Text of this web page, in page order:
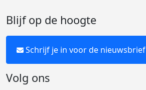
Blijf op de hoogte
Schrijf je in voor de nieuwsbrief
Volg ons